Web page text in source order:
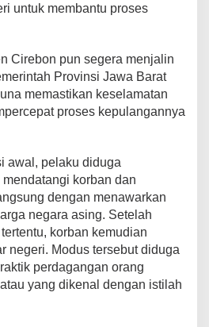
untuk membantu proses
Cirebon pun segera menjalin
Provinsi Jawa Barat
memastikan keselamatan
proses kepulangannya
awal, pelaku diduga
korban dan
dengan menawarkan
negara asing. Setelah
korban kemudian
negeri. Modus tersebut diduga
perdagangan orang
yang dikenal dengan istilah